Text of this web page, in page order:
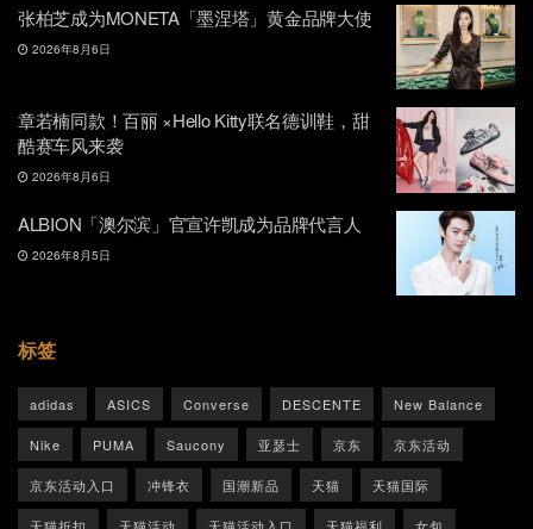
张柏芝成为MONETA「墨涅塔」黄金品牌大使
2026年8月6日
章若楠同款！百丽 ×Hello Kitty联名德训鞋，甜
酷赛车风来袭
2026年8月6日
ALBION「澳尔滨」官宣许凯成为品牌代言人
2026年8月5日
标签
adidas ASICS Converse DESCENTE New Balance
Nike PUMA Saucony 亚瑟士 京东 京东活动
京东活动入口 冲锋衣 国潮新品 天猫 天猫国际